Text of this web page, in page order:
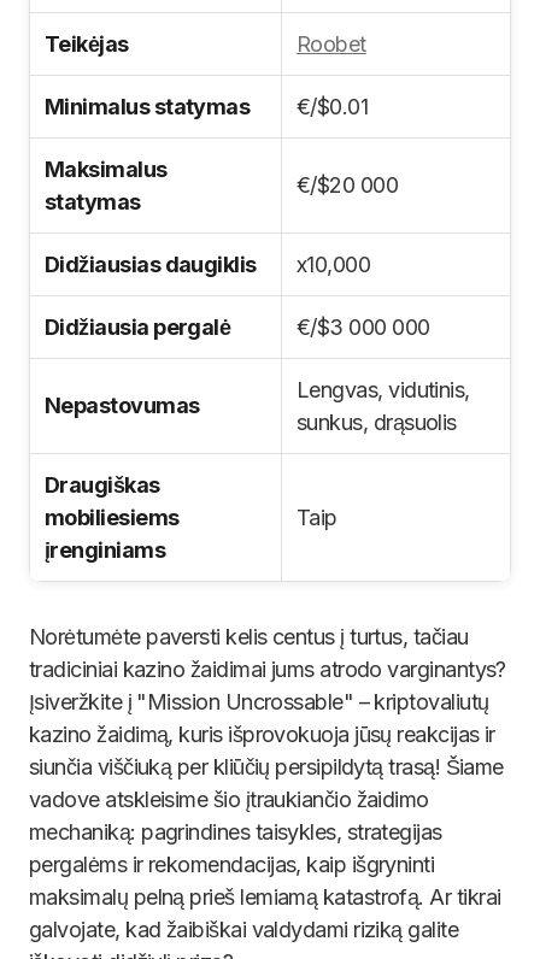
Teikėjas Roobet
Minimalus statymas €/$0.01
Maksimalus
statymas
€/$20 000
Didžiausias daugiklis x10,000
Didžiausia pergalė €/$3 000 000
Nepastovumas
Lengvas, vidutinis,
sunkus, drąsuolis
Draugiškas
mobiliesiems
įrenginiams
Taip
Norėtumėte paversti kelis centus į turtus, tačiau
tradiciniai kazino žaidimai jums atrodo varginantys?
Įsiveržkite į "Mission Uncrossable" – kriptovaliutų
kazino žaidimą, kuris išprovokuoja jūsų reakcijas ir
siunčia viščiuką per kliūčių persipildytą trasą! Šiame
vadove atskleisime šio įtraukiančio žaidimo
mechaniką: pagrindines taisykles, strategijas
pergalėms ir rekomendacijas, kaip išgryninti
maksimalų pelną prieš lemiamą katastrofą. Ar tikrai
galvojate, kad žaibiškai valdydami riziką galite